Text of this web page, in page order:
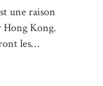
une raison
Hong Kong.
les…